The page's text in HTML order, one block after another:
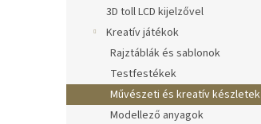
3D toll LCD kijelzővel
Kreatív játékok
Rajztáblák és sablonok
Testfestékek
Művészeti és kreatív készletek
Modellező anyagok